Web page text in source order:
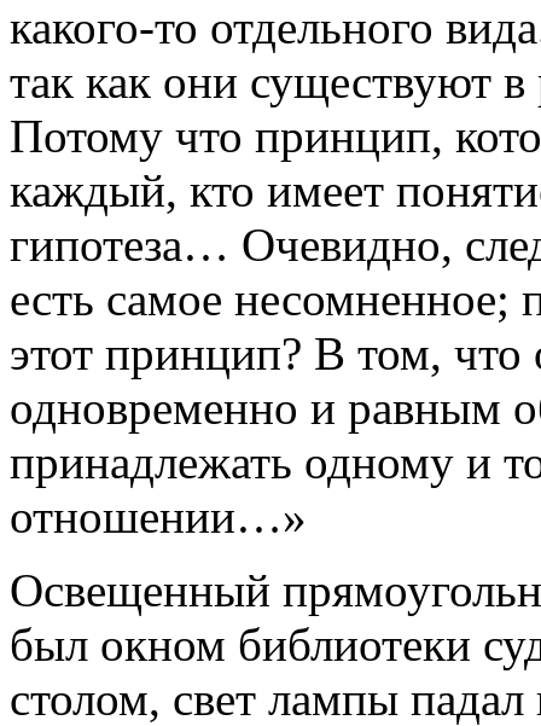
какого-то отдельного
так как они существуют
Потому что принцип,
каждый, кто имеет
гипотеза… Очевидно,
есть самое несомненное;
этот принцип? В том,
одновременно и равным
принадлежать одному и
отношении…»
Освещенный
был окном библиотеки
столом, свет лампы